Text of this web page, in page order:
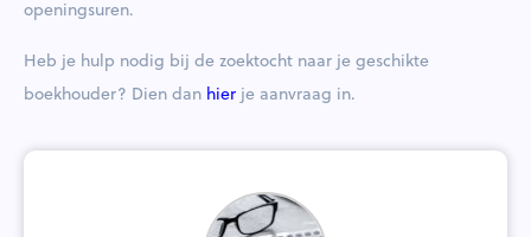
openingsuren.
Heb je hulp nodig bij de zoektocht naar je geschikte
boekhouder? Dien dan hier je aanvraag in.